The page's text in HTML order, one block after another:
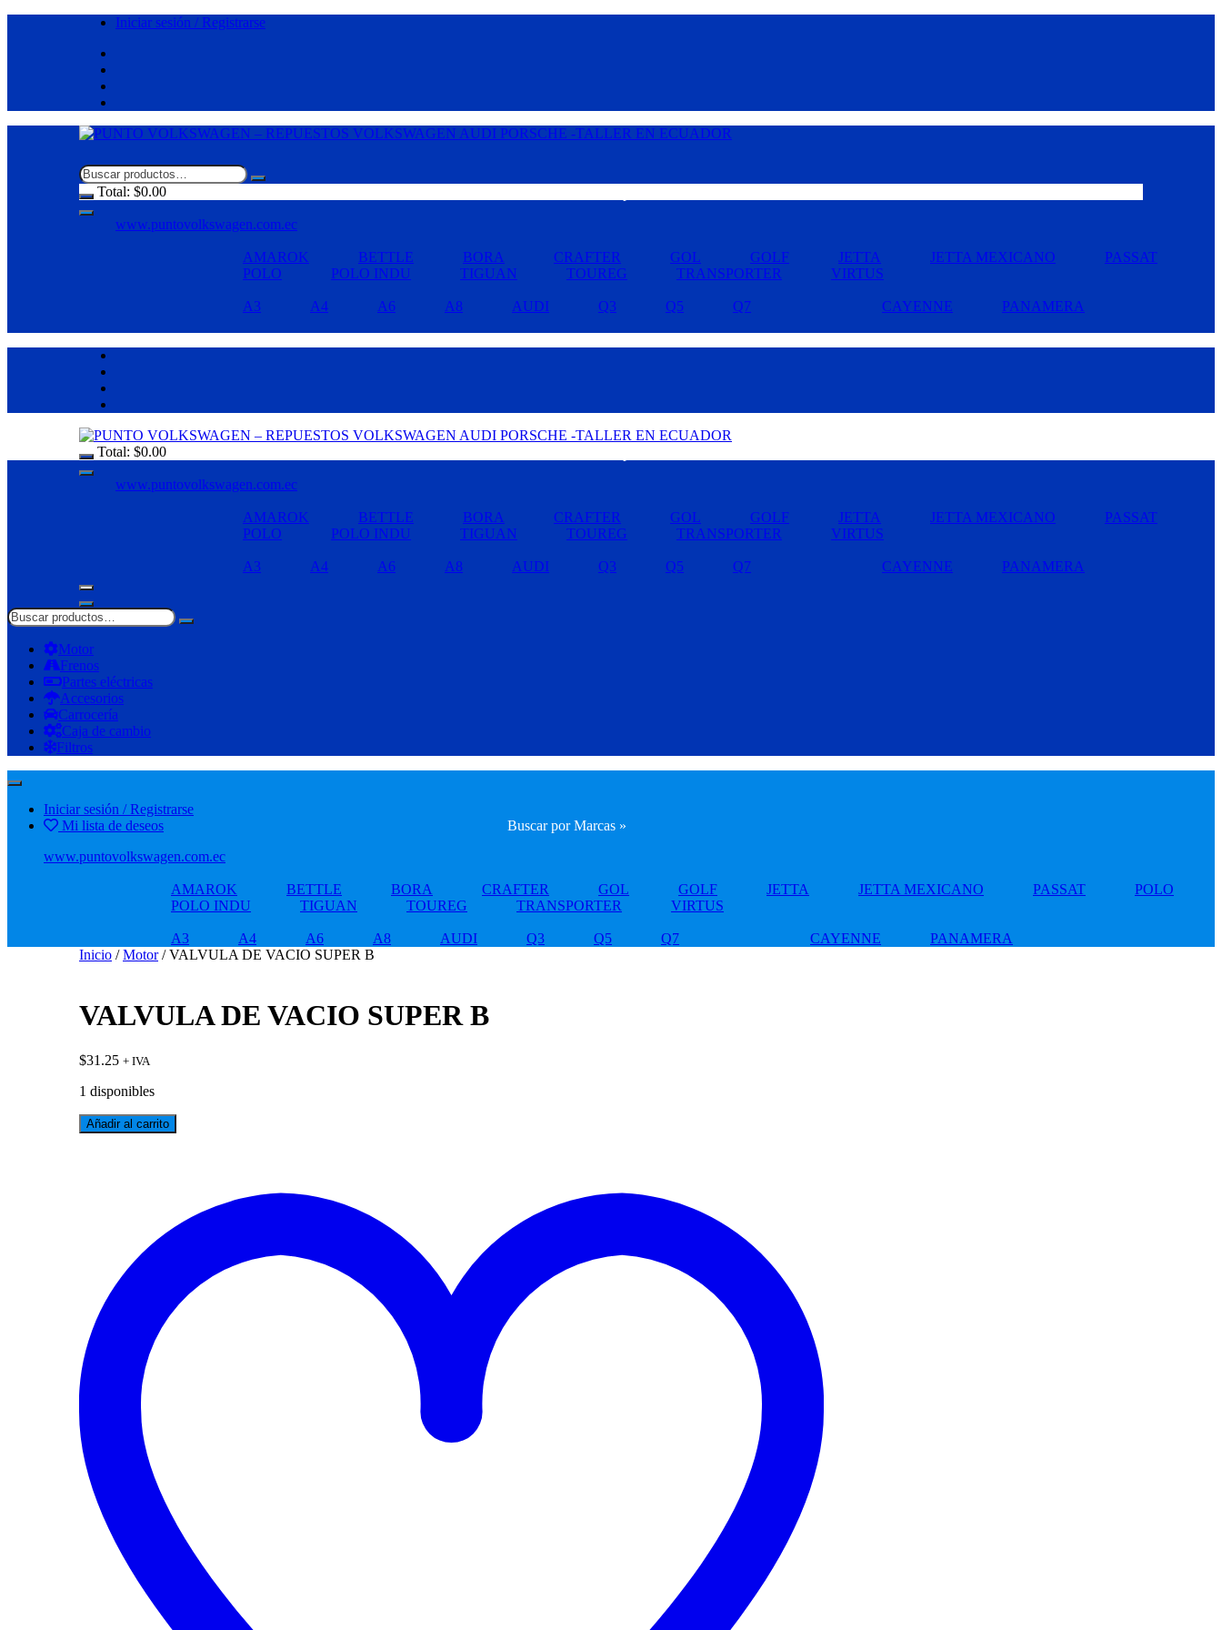
Iniciar sesión / Registrarse
Total: $0.00
www.puntovolkswagen.com.ec
AMAROK BETTLE BORA CRAFTER GOL GOLF JETTA JETTA MEXICANO
PASSAT
POLO
POLO INDU TIGUAN TOUREG TRANSPORTER VIRTUS
A3 A4 A6 A8 AUDI Q3 Q5 Q7 CAYENNE PANAMERA
Total: $0.00
www.puntovolkswagen.com.ec
AMAROK BETTLE BORA CRAFTER GOL GOLF JETTA JETTA MEXICANO
PASSAT
POLO
POLO INDU TIGUAN TOUREG TRANSPORTER VIRTUS
A3 A4 A6 A8 AUDI Q3 Q5 Q7 CAYENNE PANAMERA
Motor
Frenos
Partes eléctricas
Accesorios
Carrocería
Caja de cambio
Filtros
Iniciar sesión / Registrarse
Mi lista de deseos
www.puntovolkswagen.com.ec
Buscar por Marcas »
AMAROK BETTLE BORA CRAFTER GOL GOLF JETTA JETTA MEXICANO PASSAT
POLO
POLO INDU
TIGUAN TOUREG TRANSPORTER VIRTUS
A3 A4 A6 A8 AUDI Q3 Q5 Q7 CAYENNE
PANAMERA
Inicio /Motor/ VALVULA DE VACIO SUPER B
VALVULA DE VACIO SUPER B
$31.25 + IVA
1 disponibles
VALVULA
DE
Añadir al carrito